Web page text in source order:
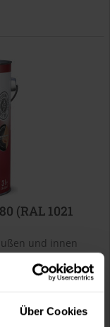
Über Cookies
(RAL 1021
und innen